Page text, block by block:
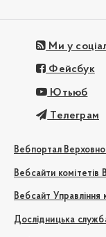
Ми у
Фейсбук
Ютьюб
Телеграм
Вебпортал
Вебсайти комітетів
Вебсайт Управління
Дослідницька